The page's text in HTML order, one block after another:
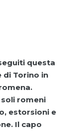
questa
di Torino in
soli romeni
estorsioni e
Il capo